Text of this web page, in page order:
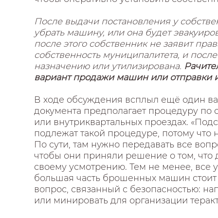
После выдачи постановления у
убрать машину, или она будет
после этого собственник не заявит
собственность муниципалитета, и
назначению или утилизирована.
вариант продажи машин или отправки
В ходе обсуждения всплыл ещё один
документа предполагает процедуру
или внутриквартальных проездах.
подлежат такой процедуре, потому
По сути, там нужно передавать все
чтобы они приняли решение о том,
своему усмотрению. Тем не менее, все
большая часть брошенных машин
вопрос, связанный с безопасностью:
или минировать для организации